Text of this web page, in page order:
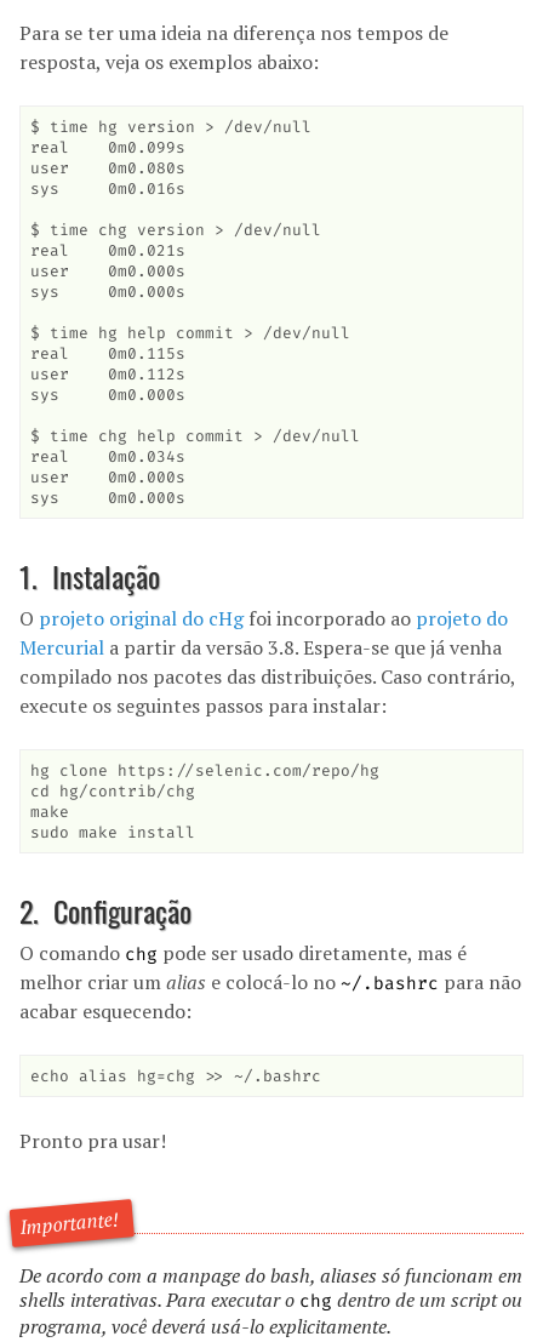
Para se ter uma ideia na diferença nos tempos de
resposta, veja os exemplos abaixo:
$ time hg version > /dev/null
real    0m0.099s
user    0m0.080s
sys     0m0.016s
$ time chg version > /dev/null
real    0m0.021s
user    0m0.000s
sys     0m0.000s
$ time hg help commit > /dev/null
real    0m0.115s
user    0m0.112s
sys     0m0.000s
$ time chg help commit > /dev/null
real    0m0.034s
user    0m0.000s
sys     0m0.000s
Instalação
O projeto original do cHgfoi incorporado ao projeto do
Mercurial a partir da versão 3.8. Espera-se que já venha
compilado nos pacotes das distribuições. Caso contrário,
execute os seguintes passos para instalar:
hg clone https://selenic.com/repo/hg
cd hg/contrib/chg
make
sudo make install
Configuração
O comando chg pode ser usado diretamente, mas é
melhor criar umalias e colocá-lo no ~/.bashrc para não
acabar esquecendo:
echo alias hg=chg >> ~/.bashrc
Pronto pra usar!
De acordo com a manpagedobash, aliases só funcionam em
shells interativas. Para executar o chg dentro de um scriptou
programa, você deverá usá-lo explicitamente.